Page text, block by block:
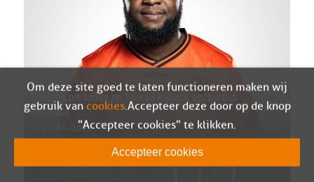
contract
07-08-2026
Om deze site goed te laten functioneren maken wij
gebruik van cookies. Accepteer deze door op de knop
"Accepteer cookies" te klikken.
Accepteer cookies